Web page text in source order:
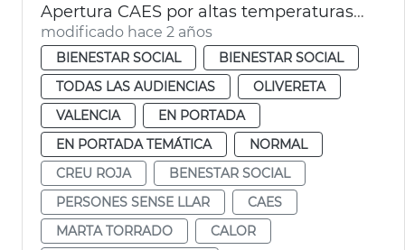
Apertura CAES por altas temperaturas agosto
modificado hace 2 años
BIENESTAR SOCIAL
BIENESTAR SOCIAL
TODAS LAS AUDIENCIAS
OLIVERETA
VALENCIA
EN PORTADA
EN PORTADA TEMÁTICA
NORMAL
CREU ROJA
BENESTAR SOCIAL
PERSONES SENSE LLAR
CAES
MARTA TORRADO
CALOR